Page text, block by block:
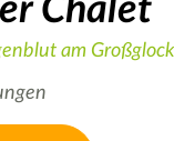
Chalet
am